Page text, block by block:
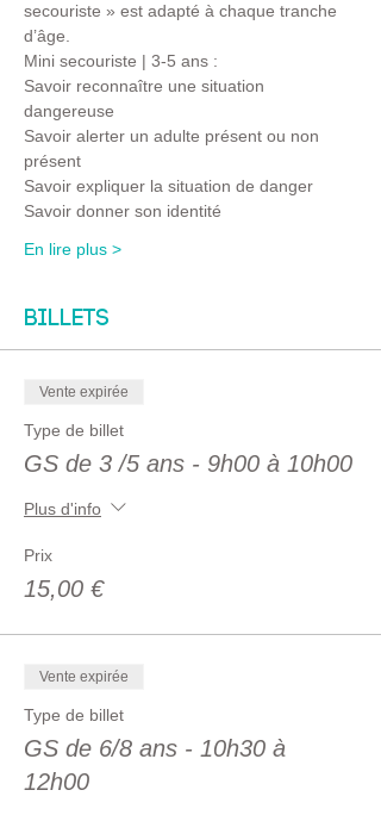
secouriste » est adapté à chaque tranche
d’âge.
Mini secouriste | 3-5 ans :
Savoir reconnaître une situation
dangereuse
Savoir alerter un adulte présent ou non
présent
Savoir expliquer la situation de danger
Savoir donner son identité
En lire plus >
Billets
Vente expirée
Type de billet
GS de 3 /5 ans - 9h00 à 10h00
Plus d'info
Prix
15,00 €
Vente expirée
Type de billet
GS de 6/8 ans - 10h30 à
12h00